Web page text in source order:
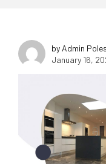
by Admin Poles
January 16,